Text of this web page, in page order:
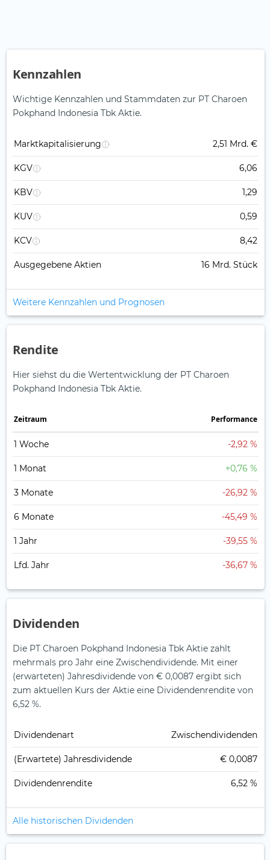
Kennzahlen
Wichtige Kennzahlen und Stammdaten zur PT Charoen
Pokphand Indonesia Tbk Aktie.
Marktkapitalisierung 2,51 Mrd. €
KGV 6,06
KBV 1,29
KUV 0,59
KCV 8,42
Ausgegebene Aktien 16 Mrd. Stück
Weitere Kennzahlen und Prognosen
Rendite
Hier siehst du die Wertentwicklung der PT Charoen
Pokphand Indonesia Tbk Aktie.
Zeitraum Perfor­mance
1 Woche -2,92 %
1 Monat +0,76 %
3 Monate -26,92 %
6 Monate -45,49 %
1 Jahr -39,55 %
Lfd. Jahr -36,67 %
Dividenden
Die PT Charoen Pokphand Indonesia Tbk Aktie zahlt
mehrmals pro Jahr eine Zwischendividende. Mit einer
(erwarteten) Jahresdividende von € 0,0087 ergibt sich
zum aktuellen Kurs der Aktie eine Dividendenrendite von
6,52 %.
Dividendenart Zwischendividenden
(Erwartete) Jahresdividende € 0,0087
Dividendenrendite 6,52 %
Alle historischen Dividenden